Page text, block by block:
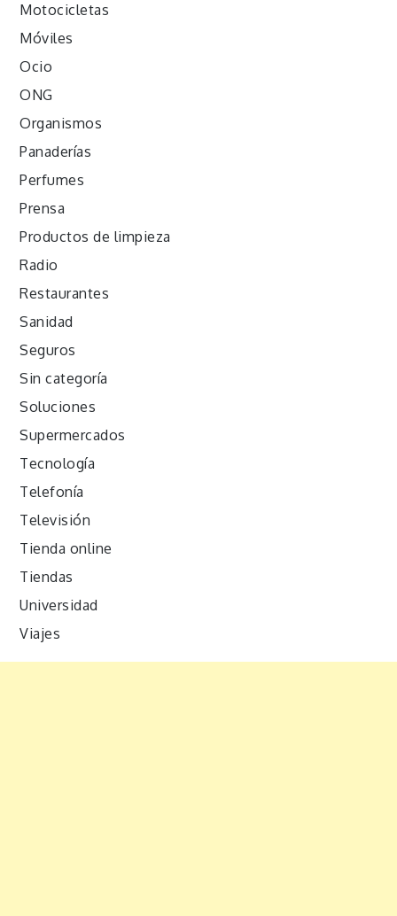
Motocicletas
Móviles
Ocio
ONG
Organismos
Panaderías
Perfumes
Prensa
Productos de limpieza
Radio
Restaurantes
Sanidad
Seguros
Sin categoría
Soluciones
Supermercados
Tecnología
Telefonía
Televisión
Tienda online
Tiendas
Universidad
Viajes